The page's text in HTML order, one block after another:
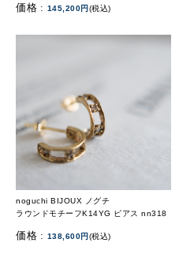
価格 : 145,200円(税込)
noguchi BIJOUX ノグチ
ラウンドモチーフK14YG ピアス nn318
価格 : 138,600円(税込)